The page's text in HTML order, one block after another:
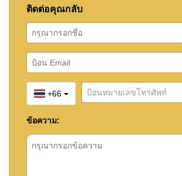
ติดต่อคุณกลับ
+66
ข้อความ: